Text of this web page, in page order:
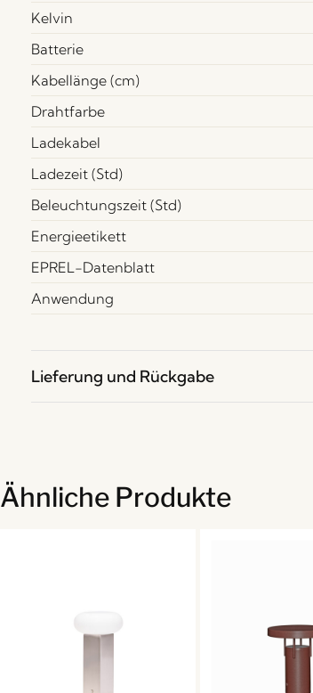
Kelvin
Batterie
Kabellänge (cm)
Drahtfarbe
Ladekabel
Ladezeit (Std)
Beleuchtungszeit (Std)
Energieetikett
EPREL-Datenblatt
Anwendung
Lieferung und Rückgabe
Ähnliche Produkte